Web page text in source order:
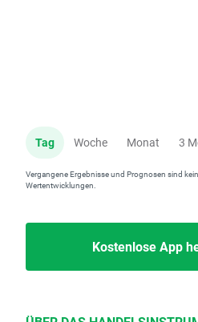
Tag Woche Monat 3
Vergangene Ergebnisse und Prognosen sind
Wertentwicklungen.
Kostenlose App